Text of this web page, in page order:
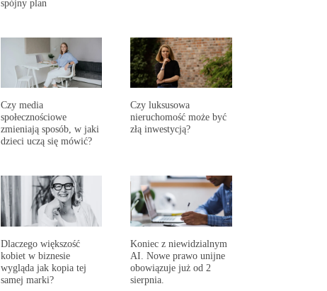
spójny plan
Czy media
społecznościowe
zmieniają sposób, w jaki
dzieci uczą się mówić?
Czy luksusowa
nieruchomość może być
złą inwestycją?
Dlaczego większość
kobiet w biznesie
wygląda jak kopia tej
samej marki?
Koniec z niewidzialnym
AI. Nowe prawo unijne
obowiązuje już od 2
sierpnia.